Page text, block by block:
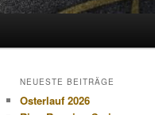
NEUESTE BEITRÄGE
Osterlauf 2026